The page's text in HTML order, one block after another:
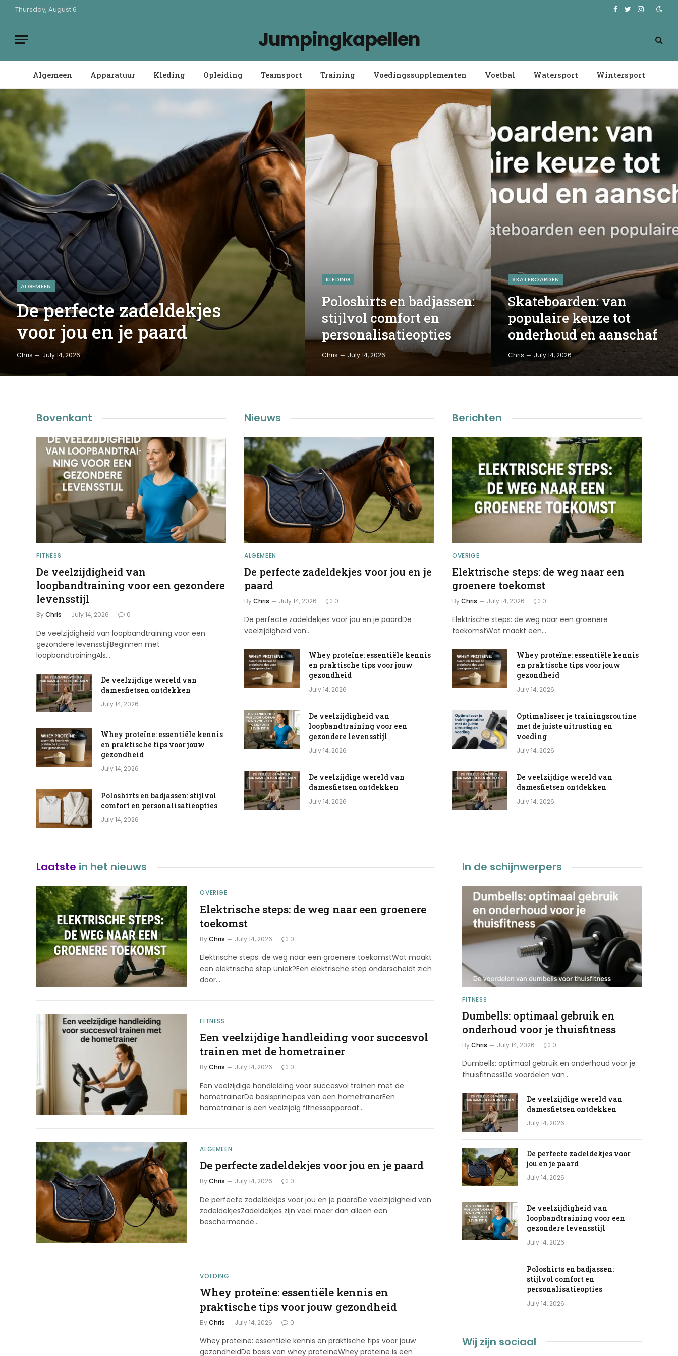
Thursday, August 6 Facebook
TwitterInstagram
Jumpingkapellen
Algemeen Apparatuur Kleding Opleiding Teamsport Training Voedingssupplementen Voetbal Watersport Wintersport
ALGEMEEN
De perfecte zadeldekjes
voor jou en je paard
Chris July 14, 2026
KLEDING
Poloshirts en badjassen:
stijlvol comfort en
personalisatieopties
Chris July 14, 2026
SKATEBOARDEN
Skateboarden: van
populaire keuze tot
onderhoud en aanschaf
Chris July 14, 2026
Bovenkant
FITNESS
De veelzijdigheid van
loopbandtraining voor een gezondere
levensstijl
ByChris July 14, 2026 0
De veelzijdigheid van loopbandtraining voor een
gezondere levensstijlBeginnen met
loopbandtrainingAls…
De veelzijdige wereld van
damesfietsen ontdekken
July 14, 2026
Whey proteïne: essentiële kennis
en praktische tips voor jouw
gezondheid
July 14, 2026
Poloshirts en badjassen: stijlvol
comfort en personalisatieopties
July 14, 2026
Nieuws
ALGEMEEN
De perfecte zadeldekjes voor jou en je
paard
ByChris July 14, 2026 0
De perfecte zadeldekjes voor jou en je paardDe
veelzijdigheid van…
Whey proteïne: essentiële kennis
en praktische tips voor jouw
gezondheid
July 14, 2026
De veelzijdigheid van
loopbandtraining voor een
gezondere levensstijl
July 14, 2026
De veelzijdige wereld van
damesfietsen ontdekken
July 14, 2026
Berichten
OVERIGE
Elektrische steps: de weg naar een
groenere toekomst
ByChris July 14, 2026 0
Elektrische steps: de weg naar een groenere
toekomstWat maakt een…
Whey proteïne: essentiële kennis
en praktische tips voor jouw
gezondheid
July 14, 2026
Optimaliseer je trainingsroutine
met de juiste uitrusting en
voeding
July 14, 2026
De veelzijdige wereld van
damesfietsen ontdekken
July 14, 2026
Laatste in het nieuws
OVERIGE
Elektrische steps: de weg naar een groenere
toekomst
By Chris July 14, 2026 0
Elektrische steps: de weg naar een groenere toekomstWat maakt
een elektrische step uniek?Een elektrische step onderscheidt zich
door…
FITNESS
Een veelzijdige handleiding voor succesvol
trainen met de hometrainer
By Chris July 14, 2026 0
Een veelzijdige handleiding voor succesvol trainen met de
hometrainerDe basisprincipes van een hometrainerEen
hometrainer is een veelzijdig fitnessapparaat…
ALGEMEEN
De perfecte zadeldekjes voor jou en je paard
By Chris July 14, 2026 0
De perfecte zadeldekjes voor jou en je paardDe veelzijdigheid van
zadeldekjesZadeldekjes zijn veel meer dan alleen een
beschermende…
VOEDING
Whey proteïne: essentiële kennis en
praktische tips voor jouw gezondheid
By Chris July 14, 2026 0
Whey proteïne: essentiële kennis en praktische tips voor jouw
gezondheidDe basis van whey proteïneWhey proteïne is een
In de schijnwerpers
FITNESS
Dumbells: optimaal gebruik en
onderhoud voor je thuisfitness
ByChris July 14, 2026 0
Dumbells: optimaal gebruik en onderhoud voor je
thuisfitnessDe voordelen van…
De veelzijdige wereld van
damesfietsen ontdekken
July 14, 2026
De perfecte zadeldekjes voor
jou en je paard
July 14, 2026
De veelzijdigheid van
loopbandtraining voor een
gezondere levensstijl
July 14, 2026
Poloshirts en badjassen:
stijlvol comfort en
personalisatieopties
July 14, 2026
Wij zijn sociaal